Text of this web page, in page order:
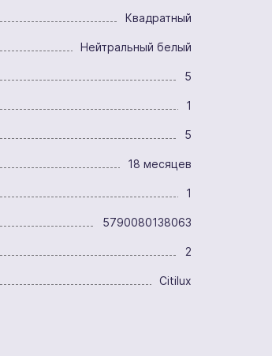
Квадратный
Нейтральный белый
5
1
5
18 месяцев
1
5790080138063
2
Citilux